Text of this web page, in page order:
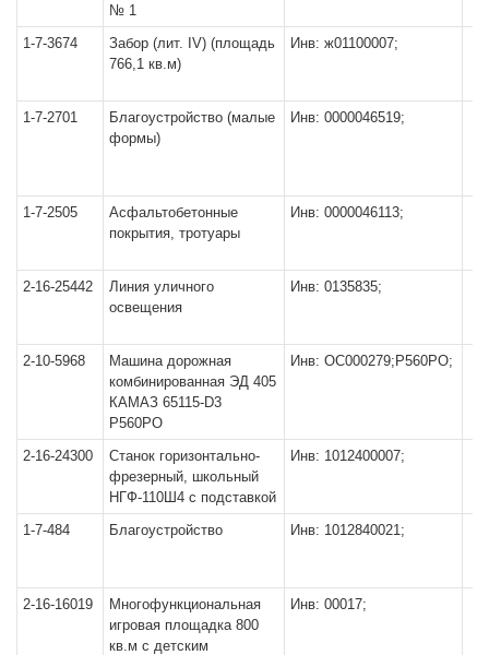
№ 1
1-7-3674
Забор (лит. IV) (площадь
766,1 кв.м)
Инв: ж01100007;
1-7-2701
Благоустройство (малые
формы)
Инв: 0000046519;
1-7-2505
Асфальтобетонные
покрытия, тротуары
Инв: 0000046113;
2-16-25442
Линия уличного
освещения
Инв: 0135835;
2-10-5968
Машина дорожная
комбинированная ЭД 405
КАМАЗ 65115-D3
P560РO
Инв: ОС000279;P560РO;
2-16-24300
Станок горизонтально-
фрезерный, школьный
НГФ-110Ш4 с подставкой
Инв: 1012400007;
1-7-484 Благоустройство Инв: 1012840021;
2-16-16019
Многофункциональная
игровая площадка 800
кв.м с детским
Инв: 00017;